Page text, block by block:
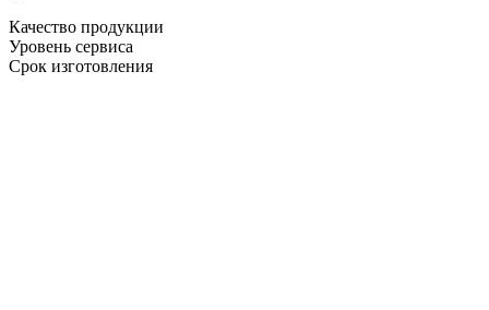
Качество продукции
Уровень сервиса
Срок изготовления